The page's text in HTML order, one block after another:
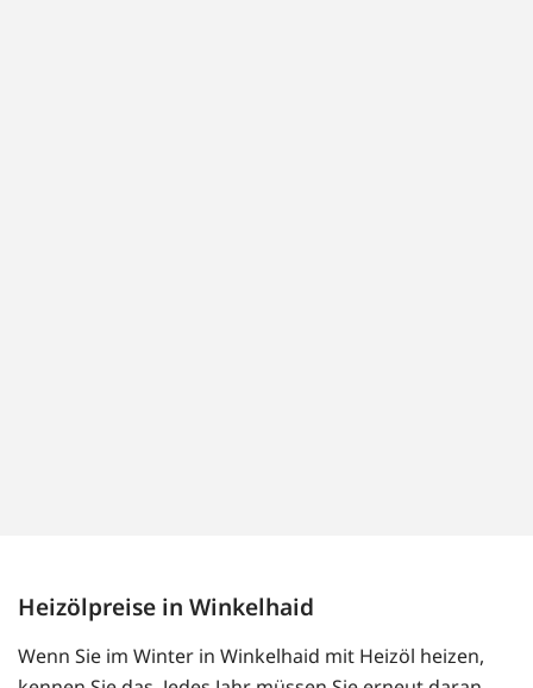
Heizölpreise in Winkelhaid
Wenn Sie im Winter in Winkelhaid mit Heizöl heizen,